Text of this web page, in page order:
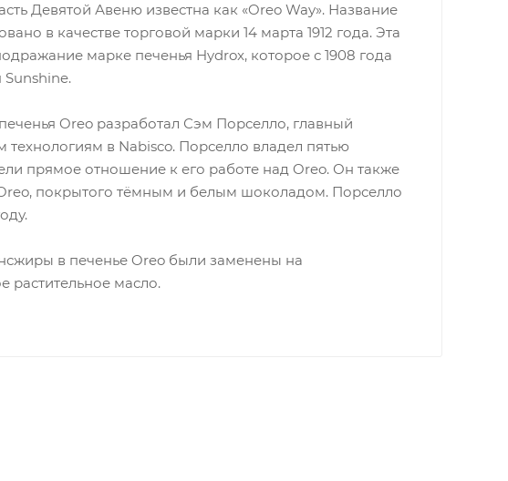
Девятой Авеню известна как «Oreo Way». Название
в качестве торговой марки 14 марта 1912 года. Эта
марке печенья Hydrox, которое с 1908 года
Oreo разработал Сэм Порселло, главный
в Nabisco. Порселло владел пятью
прямое отношение к его работе над Oreo. Он также
покрытого тёмным и белым шоколадом. Порселло
в печенье Oreo были заменены на
растительное масло.